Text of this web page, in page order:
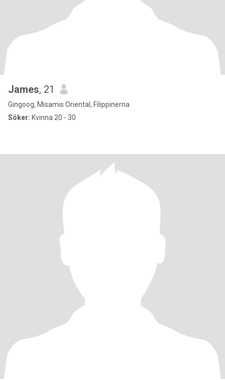
James, 21
Gingoog, Misamis Oriental, Filippinerna
Söker: Kvinna 20 - 30